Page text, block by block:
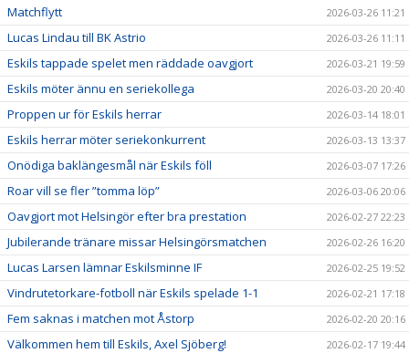
Matchflytt 2026-03-26 11:21
Lucas Lindau till BK Astrio 2026-03-26 11:11
Eskils tappade spelet men räddade oavgjort 2026-03-21 19:59
Eskils möter ännu en seriekollega 2026-03-20 20:40
Proppen ur för Eskils herrar 2026-03-14 18:01
Eskils herrar möter seriekonkurrent 2026-03-13 13:37
Onödiga baklängesmål när Eskils föll 2026-03-07 17:26
Roar vill se fler ”tomma löp” 2026-03-06 20:06
Oavgjort mot Helsingör efter bra prestation 2026-02-27 22:23
Jubilerande tränare missar Helsingörsmatchen 2026-02-26 16:20
Lucas Larsen lämnar Eskilsminne IF 2026-02-25 19:52
Vindrutetorkare-fotboll när Eskils spelade 1-1 2026-02-21 17:18
Fem saknas i matchen mot Åstorp 2026-02-20 20:16
Välkommen hem till Eskils, Axel Sjöberg! 2026-02-17 19:44